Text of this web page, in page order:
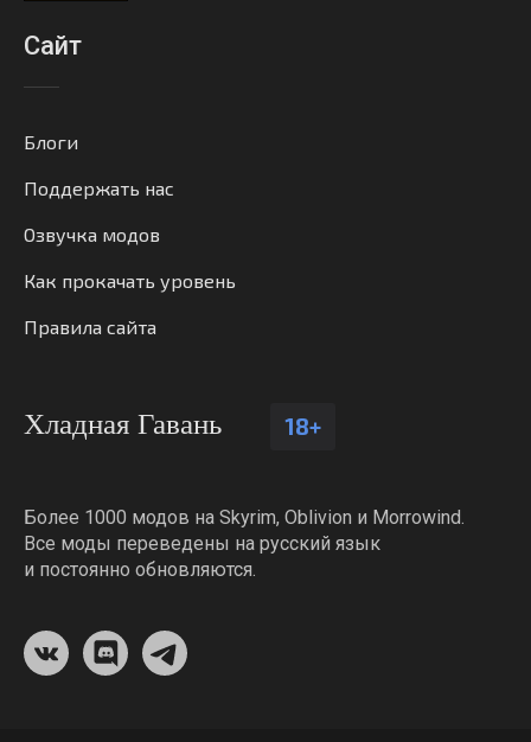
Сайт
Блоги
Поддержать нас
Озвучка модов
Как прокачать уровень
Правила сайта
Хладная Гавань 18+
Более 1000 модов на Skyrim, Oblivion и Morrowind.
Все моды переведены на русский язык
и постоянно обновляются.